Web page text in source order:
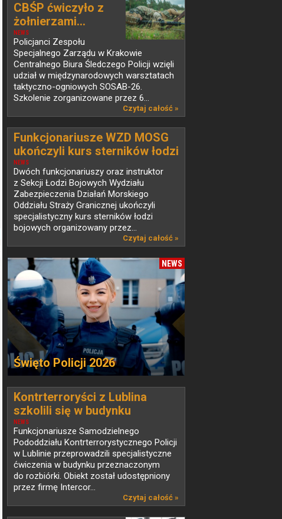
NEWS
CBŚP ćwiczyło z
żołnierzami...
Policjanci Zespołu
Specjalnego Zarządu w Krakowie
Centralnego Biura Śledczego Policji wzięli
udział w międzynarodowych warsztatach
taktyczno-ogniowych SOSAB-26.
Szkolenie zorganizowane przez 6...
Czytaj całość »
NEWS
Funkcjonariusze WZD MOSG
ukończyli kurs sterników łodzi
bojowych
Dwóch funkcjonariuszy oraz instruktor
z Sekcji Łodzi Bojowych Wydziału
Zabezpieczenia Działań Morskiego
Oddziału Straży Granicznej ukończyli
specjalistyczny kurs sterników łodzi
bojowych organizowany przez...
Czytaj całość »
NEWS
Święto Policji 2026
NEWS
Kontrterroryści z Lublina
szkolili się w budynku
przeznaczonym do rozbiórki
Funkcjonariusze Samodzielnego
Pododdziału Kontrterrorystycznego Policji
w Lublinie przeprowadzili specjalistyczne
ćwiczenia w budynku przeznaczonym
do rozbiórki. Obiekt został udostępniony
przez firmę Intercor...
Czytaj całość »